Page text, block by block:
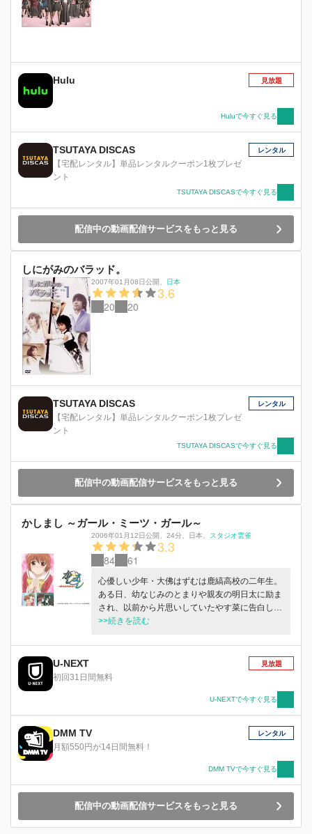
Hulu 見放題
Huluで今すぐ見る
TSUTAYA DISCAS
【宅配レンタル】単品レンタルクーポン1枚プレゼ
ント
レンタル
TSUTAYA DISCASで今すぐ見る
配信中の動画配信サービスをもっと見る
しにがみのバラッド。
2007年01月08日公開 日本
3.6
20 20
TSUTAYA DISCAS
【宅配レンタル】単品レンタルクーポン1枚プレゼ
ント
レンタル
TSUTAYA DISCASで今すぐ見る
配信中の動画配信サービスをもっと見る
かしまし ～ガール・ミーツ・ガール～
2006年01月12日公開 24分 日本 スタジオ雲雀
3.3
84 61
心優しい少年・大佛はずむは鹿縞高校の二年生。
ある日、幼なじみのとまりや親友の明日太に励ま
され、以前から片思いしていたやす菜に告白した
はずむだが、見事に断られてしまう。傷心を癒す
しかしそこで宇宙船の落下に巻き込まれ、宇宙人
の手で一命は取り留めるものの、肉体再生時の手
違いで性別が反転、つまり女の子になってしま
>>続きを読む
U-NEXT
初回31日間無料
見放題
U-NEXTで今すぐ見る
DMM TV
月額550円が14日間無料！
レンタル
DMM TVで今すぐ見る
配信中の動画配信サービスをもっと見る